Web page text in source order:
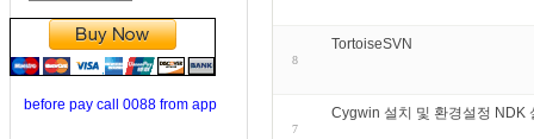
before pay call 0088 from app
8
TortoiseSVN
7
Cygwin 설치 및 환경설정 NDK